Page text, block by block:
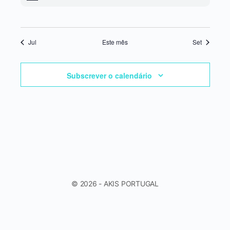
Jul Este mês Set
Subscrever o calendário
© 2026 - AKIS PORTUGAL